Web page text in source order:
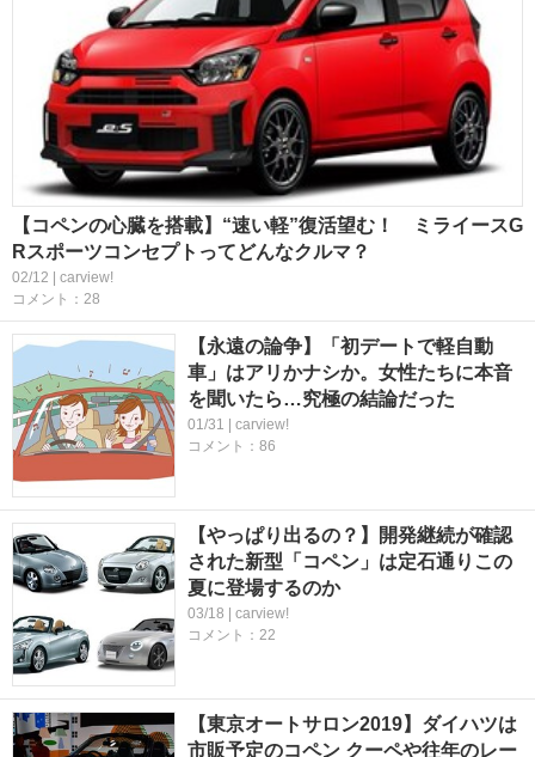
【コペンの心臓を搭載】“速い軽”復活望む！ ミライースG
Rスポーツコンセプトってどんなクルマ？
02/12 | carview!
コメント：28
【永遠の論争】「初デートで軽自動
車」はアリかナシか。女性たちに本音
を聞いたら…究極の結論だった
01/31 | carview!
コメント：86
【やっぱり出るの？】開発継続が確認
された新型「コペン」は定石通りこの
夏に登場するのか
03/18 | carview!
コメント：22
【東京オートサロン2019】ダイハツは
市販予定のコペン クーペや往年のレー